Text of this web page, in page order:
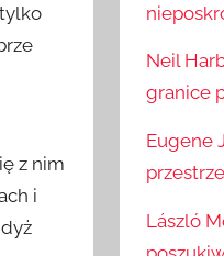
z nim
i
Neil
granice
Eugene
László